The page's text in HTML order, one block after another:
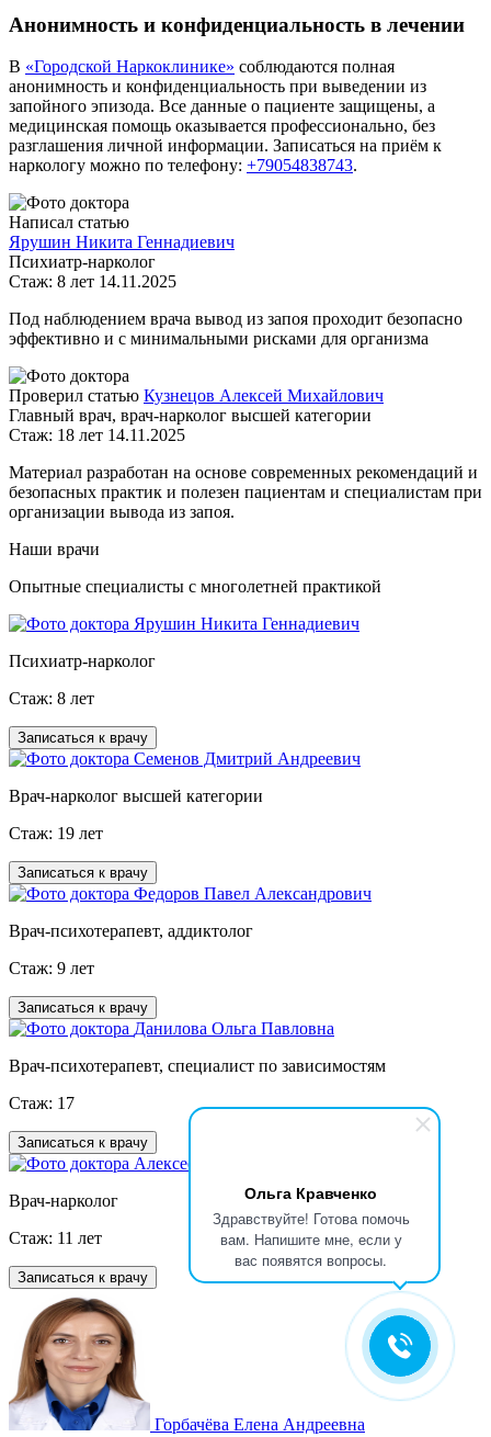
Ольга Кравченко
Здравствуйте! Готова помочь
вам. Напишите мне, если у
вас появятся вопросы.
Анонимность и конфиденциальность в лечении
В «Городской Наркоклинике» соблюдаются полная
анонимность и конфиденциальность при выведении из
запойного эпизода. Все данные о пациенте защищены, а
медицинская помощь оказывается профессионально, без
разглашения личной информации. Записаться на приём к
наркологу можно по телефону: +79054838743.
Написал статью
Ярушин Никита Геннадиевич
Психиатр-нарколог
Стаж: 8 лет 14.11.2025
Под наблюдением врача вывод из запоя проходит безопасно
эффективно и с минимальными рисками для организма
Проверил статью Кузнецов Алексей Михайлович
Главный врач, врач-нарколог высшей категории
Стаж: 18 лет 14.11.2025
Материал разработан на основе современных рекомендаций и
безопасных практик и полезен пациентам и специалистам при
организации вывода из запоя.
Наши врачи
Опытные специалисты с многолетней практикой
Ярушин Никита Геннадиевич
Психиатр-нарколог
Стаж: 8 лет
Записаться к врачу
Семенов Дмитрий Андреевич
Врач-нарколог высшей категории
Стаж: 19 лет
Записаться к врачу
Федоров Павел Александрович
Врач-психотерапевт, аддиктолог
Стаж: 9 лет
Записаться к врачу
Данилова Ольга Павловна
Врач-психотерапевт, специалист по зависимостям
Стаж: 17
Записаться к врачу
Алексеева Мария Сергеевна
Врач-нарколог
Стаж: 11 лет
Записаться к врачу
Горбачёва Елена Андреевна